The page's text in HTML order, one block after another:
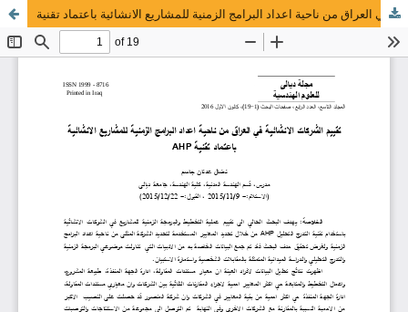
تقييم الشركات الانشائية في العراق من ناحية اعداد البرامج الزمنية للمشاريع الانشائية باعتماد تقنية (AHP)